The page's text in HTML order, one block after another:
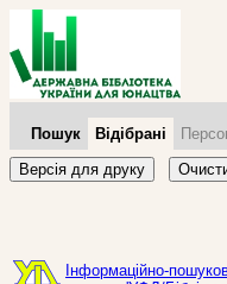
Пошук Відібрані
Версія для друку
Інформаційно-